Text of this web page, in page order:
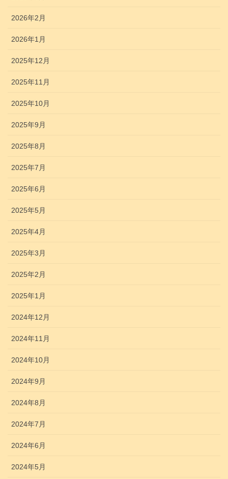
2026年2月
2026年1月
2025年12月
2025年11月
2025年10月
2025年9月
2025年8月
2025年7月
2025年6月
2025年5月
2025年4月
2025年3月
2025年2月
2025年1月
2024年12月
2024年11月
2024年10月
2024年9月
2024年8月
2024年7月
2024年6月
2024年5月